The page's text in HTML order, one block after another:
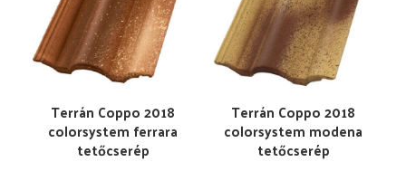
Terrán Coppo 2018
colorsystem ferrara
tetőcserép
Terrán Coppo 2018
colorsystem modena
tetőcserép